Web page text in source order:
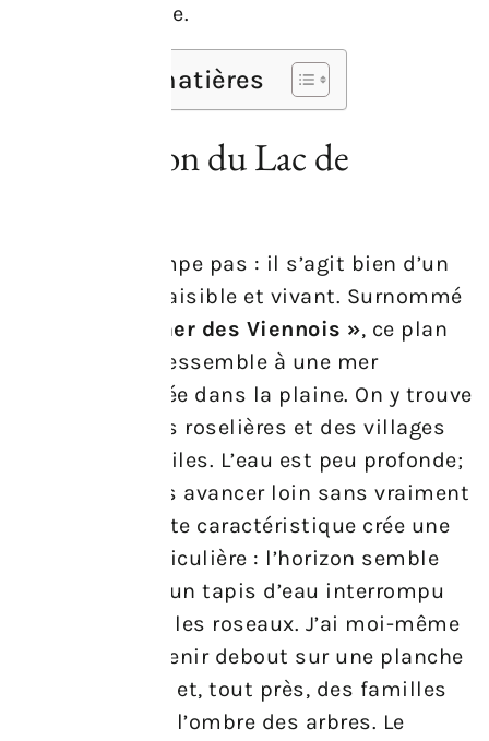
de liberté totale.
Table des matières
Présentation du Lac de
Le titre ne trompe pas : il s’agit bien d’un
lieu à la fois paisible et vivant. Surnommé
« mer des Viennois », ce plan
d’eau étendu ressemble à une mer
miniature posée dans la plaine. On y trouve
des plages, des roselières et des villages
aux toits de tuiles. L’eau est peu profonde;
on peut parfois avancer loin sans vraiment
s’enfoncer. Cette caractéristique crée une
ambiance particulière : l’horizon semble
vaste, comme un tapis d’eau interrompu
seulement par les roseaux. J’ai moi-même
vu quelqu’un tenir debout sur une planche
sans difficulté et, tout près, des familles
pique-niquer à l’ombre des arbres. Le